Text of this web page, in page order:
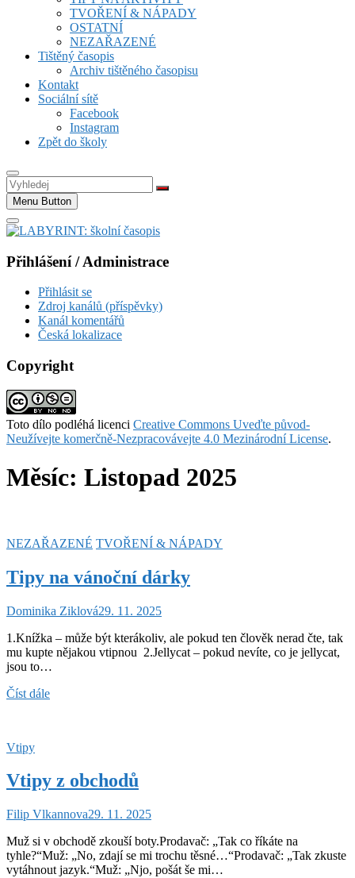
TVOŘENÍ & NÁPADY
OSTATNÍ
NEZAŘAZENÉ
Tištěný časopis
Archiv tištěného časopisu
Kontakt
Sociální sítě
Facebook
Instagram
Zpět do školy
Vyhledej
Menu Button
Přihlášení / Administrace
Přihlásit se
Zdroj kanálů (příspěvky)
Kanál komentářů
Česká lokalizace
Copyright
Toto dílo podléhá licenci Creative Commons Uveďte původ-
Neužívejte komerčně-Nezpracovávejte 4.0 Mezinárodní License.
Měsíc: Listopad 2025
NEZAŘAZENÉ TVOŘENÍ & NÁPADY
Tipy na vánoční dárky
Dominika Ziklová29. 11. 2025
1.Knížka – může být kterákoliv, ale pokud ten člověk nerad čte, tak
mu kupte nějakou vtipnou 2.Jellycat – pokud nevíte, co je jellycat,
jsou to…
Číst dáleTipy
Vtipy
Vtipy z obchodů
Filip Vlkannova29. 11. 2025
Muž si v obchodě zkouší boty.Prodavač: „Tak co říkáte na
tyhle?“Muž: „No, zdají se mi trochu těsné…“Prodavač: „Tak zkuste
vytáhnout jazyk.“Muž: „Njo, pošát še mi…